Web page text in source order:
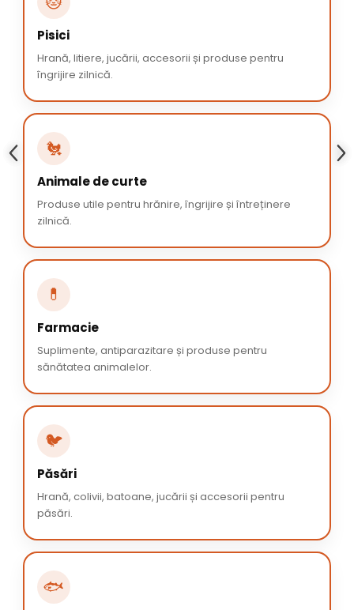
Pisici
Hrană, litiere, jucării, accesorii și produse pentru
îngrijire zilnică.
🐔
Animale de curte
Produse utile pentru hrănire, îngrijire și întreținere
zilnică.
💊
Farmacie
Suplimente, antiparazitare și produse pentru
sănătatea animalelor.
🐦
Păsări
Hrană, colivii, batoane, jucării și accesorii pentru
păsări.
🐟